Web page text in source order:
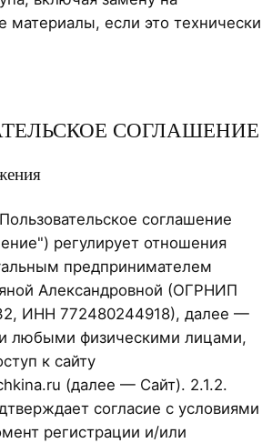
материалы, если это технически
СОГЛАШЕНИЕ
соглашение
регулирует отношения
предпринимателем
Александровной (ОГРНИП
ИНН 772480244918), далее —
любыми физическими лицами,
к сайту
(далее — Сайт). 2.1.2.
согласие с условиями
регистрации и/или